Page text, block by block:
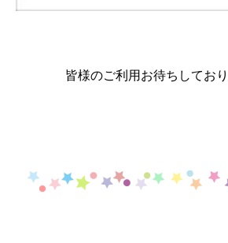
皆様のご利用お待ちしており